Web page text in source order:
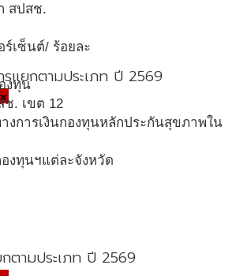
สปสช.
เซ็นต์/ ร้อยละ
งทุน
. เขต 12
งการเงินกองทุนหลักประกันสุขภาพใน
งทุนฯแต่ละจังหวัด
รแยกตามประเภท ปี 2569
×
ตามประเภท ปี 2569